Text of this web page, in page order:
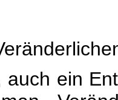
auch ein